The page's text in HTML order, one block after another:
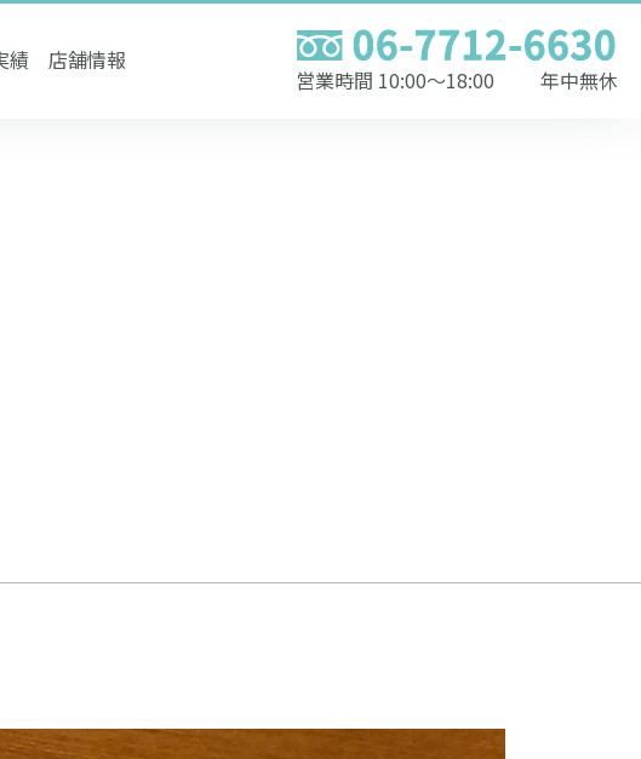
績 店舗情報
営業時間 10:00〜18:00 年中無休